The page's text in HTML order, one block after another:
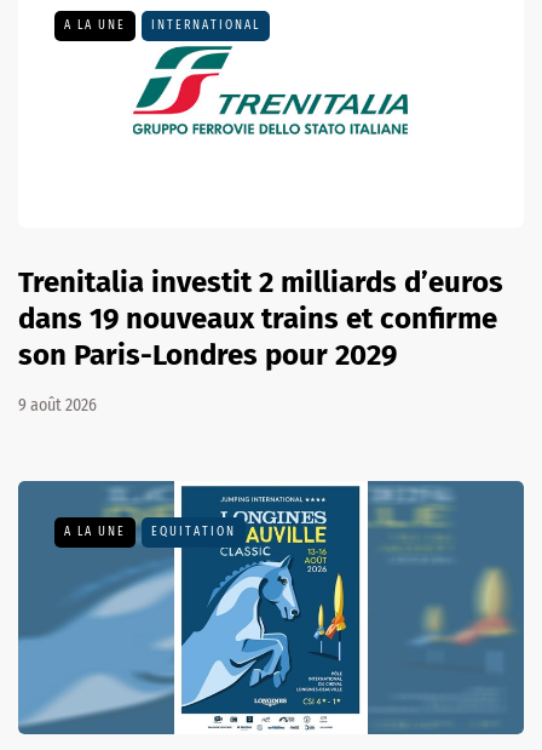
A LA UNE INTERNATIONAL
Trenitalia investit 2 milliards d’euros
dans 19 nouveaux trains et confirme
son Paris-Londres pour 2029
9 août 2026
A LA UNE EQUITATION